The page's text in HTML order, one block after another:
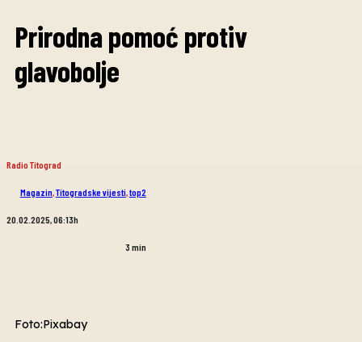
Prirodna pomoć protiv
glavobolje
Radio Titograd
Magazin Titogradske vijesti, top2
20.02.2025, 06:13h
3 min
Foto:Pixabay